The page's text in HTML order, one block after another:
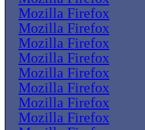
Mozilla Firefox
Mozilla Firefox
Mozilla Firefox
Mozilla Firefox
Mozilla Firefox
Mozilla Firefox
Mozilla Firefox
Mozilla Firefox